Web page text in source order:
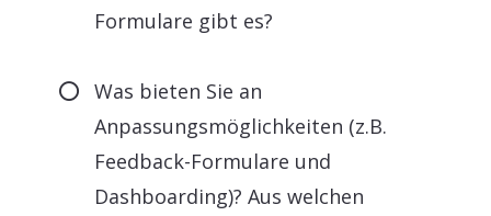
Formulare gibt es?
Was bieten Sie an
Anpassungsmöglichkeiten (z.B.
Feedback-Formulare und
Dashboarding)? Aus welchen